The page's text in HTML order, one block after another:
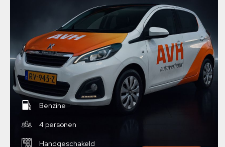
Benzine
4 personen
Handgeschakeld